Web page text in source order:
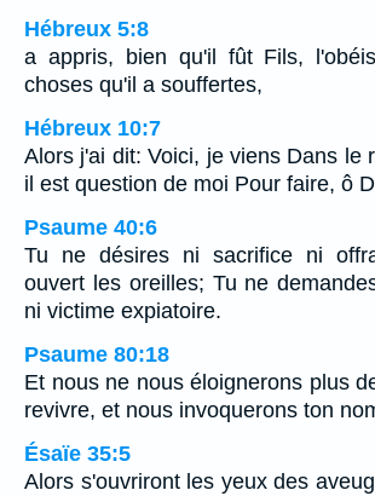
Hébreux 5:8
a appris, bien qu'il fût Fils,
choses qu'il a souffertes,
Hébreux 10:7
Alors j'ai dit: Voici, je viens Dans le
il est question de moi Pour faire, ô
Psaume 40:6
Tu ne désires ni sacrifice ni
ouvert les oreilles; Tu ne
ni victime expiatoire.
Psaume 80:18
Et nous ne nous éloignerons plus
revivre, et nous invoquerons ton
Ésaïe 35:5
Alors s'ouvriront les yeux des